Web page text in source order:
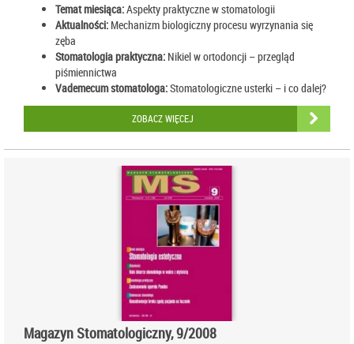
Temat miesiąca:Aspekty praktyczne w stomatologii
Aktualności: Mechanizm biologiczny procesu wyrzynania się
zęba
Stomatologia praktyczna: Nikiel w ortodoncji – przegląd
piśmiennictwa
Vademecum stomatologa:Stomatologiczne usterki – i co dalej?
ZOBACZ WIĘCEJ
Magazyn Stomatologiczny, 9/2008